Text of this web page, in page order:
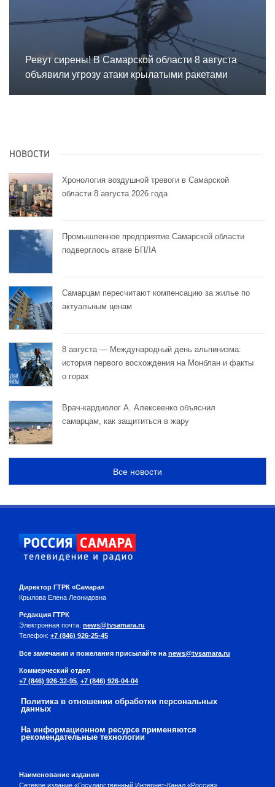
Ревут сирены! В Самарской области 8 августа
объявили угрозу атаки крылатыми ракетами
НОВОСТИ
Хронология воздушной тревоги в Самарской
области 8 августа 2026 года
Промышленное предприятие Самарской области
подверглось атаке БПЛА
Самарцам пересчитают компенсацию за жилье по
актуальным ценам
8 августа — Международный день альпинизма:
история первого восхождения на Монблан и факты
о горах
Врач-кардиолог А. Алексеенко объяснил
самарцам, как защититься в жару
Все новости
Директор ГТРК «Самара»
Крылова Елена Леонидовна
Редакция ГТРК
Электронная почта: news@tvsamara.ru
Телефон: +7 (846) 926-25-45
Все замечания и пожелания присылайте на news@tvsamara.ru
Коммерческий отдел
+7 (846) 926-32-95 +7 (846) 926-04-04
Политика в отношении обработки персональных
данных
На информационном ресурсе применяются
рекомендательные технологии
Наименование издания
Сетевое издание «Государственный Интернет-Канал «Россия»